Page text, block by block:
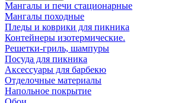
Мангалы и печи стационарные
Мангалы походные
Пледы и коврики для пикника
Контейнеры изотермические.
Решетки-гриль, шампуры
Посуда для пикника
Аксессуары для барбекю
Отделочные материалы
Напольное покрытие